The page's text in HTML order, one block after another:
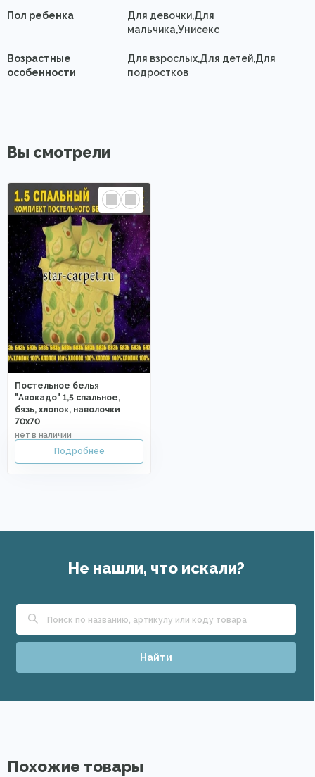
Пол ребенка
Для девочки,Для
мальчика,Унисекс
Возрастные
особенности
Для взрослых,Для детей,Для
подростков
Вы смотрели
Постельное белья
"Авокадо" 1,5 спальное,
бязь, хлопок, наволочки
70х70
Не нашли, что искали?
Найти
Похожие товары